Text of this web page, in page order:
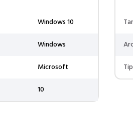
Windows 10
Windows
Microsoft
10